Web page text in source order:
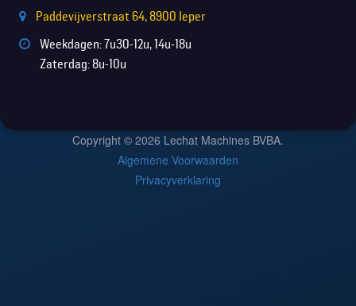
Paddevijverstraat 64, 8900 Ieper
Weekdagen: 7u30-12u, 14u-18u
Zaterdag: 8u-10u
Copyright © 2026 Lechat Machines BVBA.
Algemene Voorwaarden
Privacyverklaring